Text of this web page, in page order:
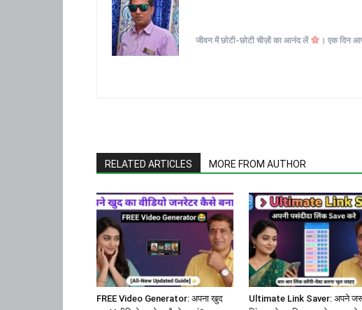
जीवन में छोटी-छोटी चीज़ों का आनंद लें । एक दिन
RELATED ARTICLES MORE FROM AUTHOR
FREE Video Generator: अपना खुद
Ultimate Link Saver: अपने